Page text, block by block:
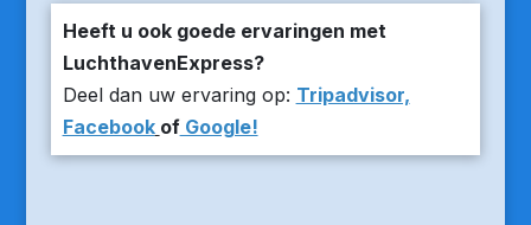
Heeft u ook goede ervaringen met
LuchthavenExpress?
Deel dan uw ervaring op: Tripadvisor,
Facebook ofGoogle!